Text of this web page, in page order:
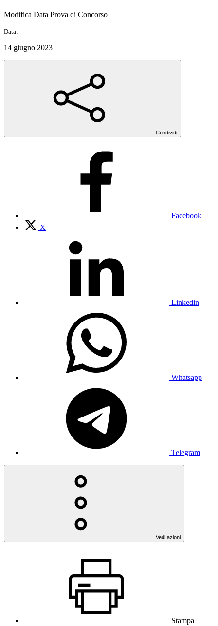
Modifica Data Prova di Concorso
Data:
14 giugno 2023
Condividi
Facebook
X
Linkedin
Whatsapp
Telegram
Vedi azioni
Stampa